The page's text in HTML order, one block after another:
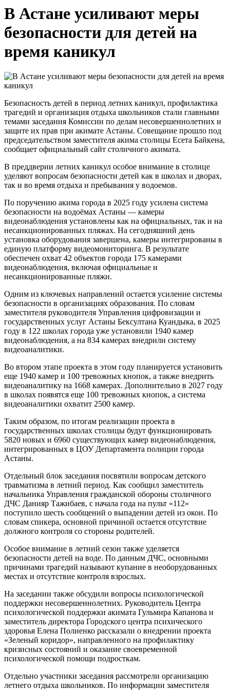
В Астане усиливают меры
безопасности для детей на
время каникул
Безопасность детей в период летних каникул, профилактика
трагедий и организация отдыха школьников стали главными
темами заседания Комиссии по делам несовершеннолетних и
защите их прав при акимате Астаны. Совещание прошло под
председательством заместителя акима столицы Есета Байкена,
сообщает официальный сайт столичного акимата.
В преддверии летних каникул особое внимание в столице
уделяют вопросам безопасности детей как в школах и дворах,
так и во время отдыха и пребывания у водоемов.
По поручению акима города в 2025 году усилена система
безопасности на водоёмах Астаны — камеры
видеонаблюдения установлены как на официальных, так и на
несанкционированных пляжах. На сегодняшний день
установка оборудования завершена, камеры интегрированы в
единую платформу видеомониторинга. В результате
обеспечен охват 42 объектов города 175 камерами
видеонаблюдения, включая официальные и
несанкционированные пляжи.
Одним из ключевых направлений остается усиление системы
безопасности в организациях образования. По словам
заместителя руководителя Управления цифровизации и
государственных услуг Астаны Бексултана Куандыка, в 2025
году в 122 школах города уже установили 1940 камер
видеонаблюдения, а на 834 камерах внедрили систему
видеоаналитики.
Во втором этапе проекта в этом году планируется установить
еще 1940 камер и 100 тревожных кнопок, а также внедрить
видеоаналитику на 1668 камерах. Дополнительно в 2027 году
в школах появятся еще 100 тревожных кнопок, а система
видеоаналитики охватит 2500 камер.
Таким образом, по итогам реализации проекта в
государственных школах столицы будут функционировать
5820 новых и 6960 существующих камер видеонаблюдения,
интегрированных в ЦОУ Департамента полиции города
Астаны.
Отдельный блок заседания посвятили вопросам детского
травматизма в летний период. Как сообщил заместитель
начальника Управления гражданской обороны столичного
ДЧС Данияр Тажибаев, с начала года на пульт «112»
поступило шесть сообщений о выпадении детей из окон. По
словам спикера, основной причиной остается отсутствие
должного контроля со стороны родителей.
Особое внимание в летний сезон также уделяется
безопасности детей на воде. По данным ДЧС, основными
причинами трагедий называют купание в необорудованных
местах и отсутствие контроля взрослых.
На заседании также обсудили вопросы психологической
поддержки несовершеннолетних. Руководитель Центра
психологической поддержки акимата Гульмира Капанова и
заместитель директора Городского центра психического
здоровья Елена Полиенко рассказали о внедрении проекта
«Зеленый коридор», направленного на профилактику
кризисных состояний и оказание своевременной
психологической помощи подросткам.
Отдельно участники заседания рассмотрели организацию
летнего отдыха школьников. По информации заместителя